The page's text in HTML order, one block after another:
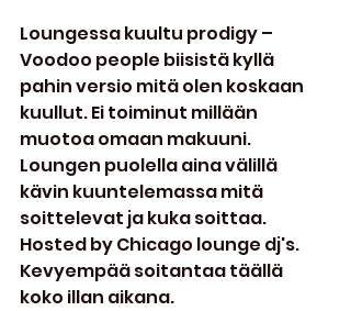
Loungessa kuultu prodigy –
Voodoo people biisistä kyllä
pahin versio mitä olen koskaan
kuullut. Ei toiminut millään
muotoa omaan makuuni.
Loungen puolella aina välillä
kävin kuuntelemassa mitä
soittelevat ja kuka soittaa.
Hosted by Chicago lounge dj's.
Kevyempää soitantaa täällä
koko illan aikana.